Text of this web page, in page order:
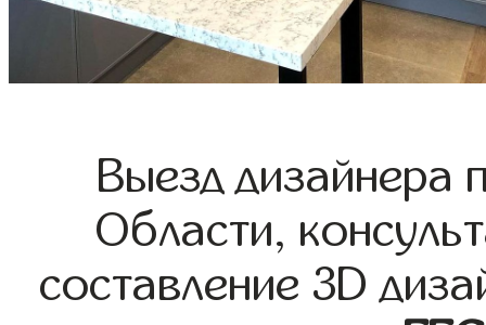
Выезд дизайнера
Области,
составление 3D